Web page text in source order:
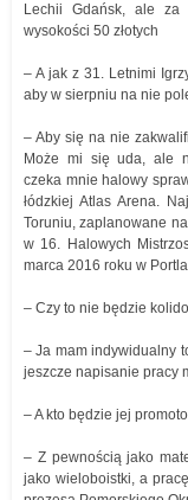
Lechii Gdańsk, ale za
wysokości 50 złotych
– A jak z 31. Letnimi
aby w sierpniu na nie
– Aby się na nie
Może mi się uda, ale
czeka mnie halowy
łódzkiej Atlas Arena.
Toruniu, zaplanowane
w 16. Halowych
marca 2016 roku w
– Czy to nie będzie
– Ja mam indywidualny
jeszcze napisanie pracy
– A kto będzie jej
– Z pewnością jako
jako wieloboistki, a